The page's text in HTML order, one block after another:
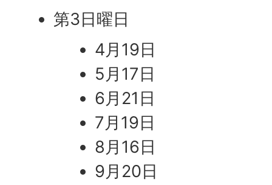
第3日曜日
4月19日
5月17日
6月21日
7月19日
8月16日
9月20日